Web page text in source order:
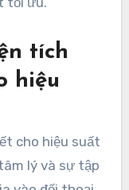
tích
hiệu
cho hiệu suất
lý và sự tập